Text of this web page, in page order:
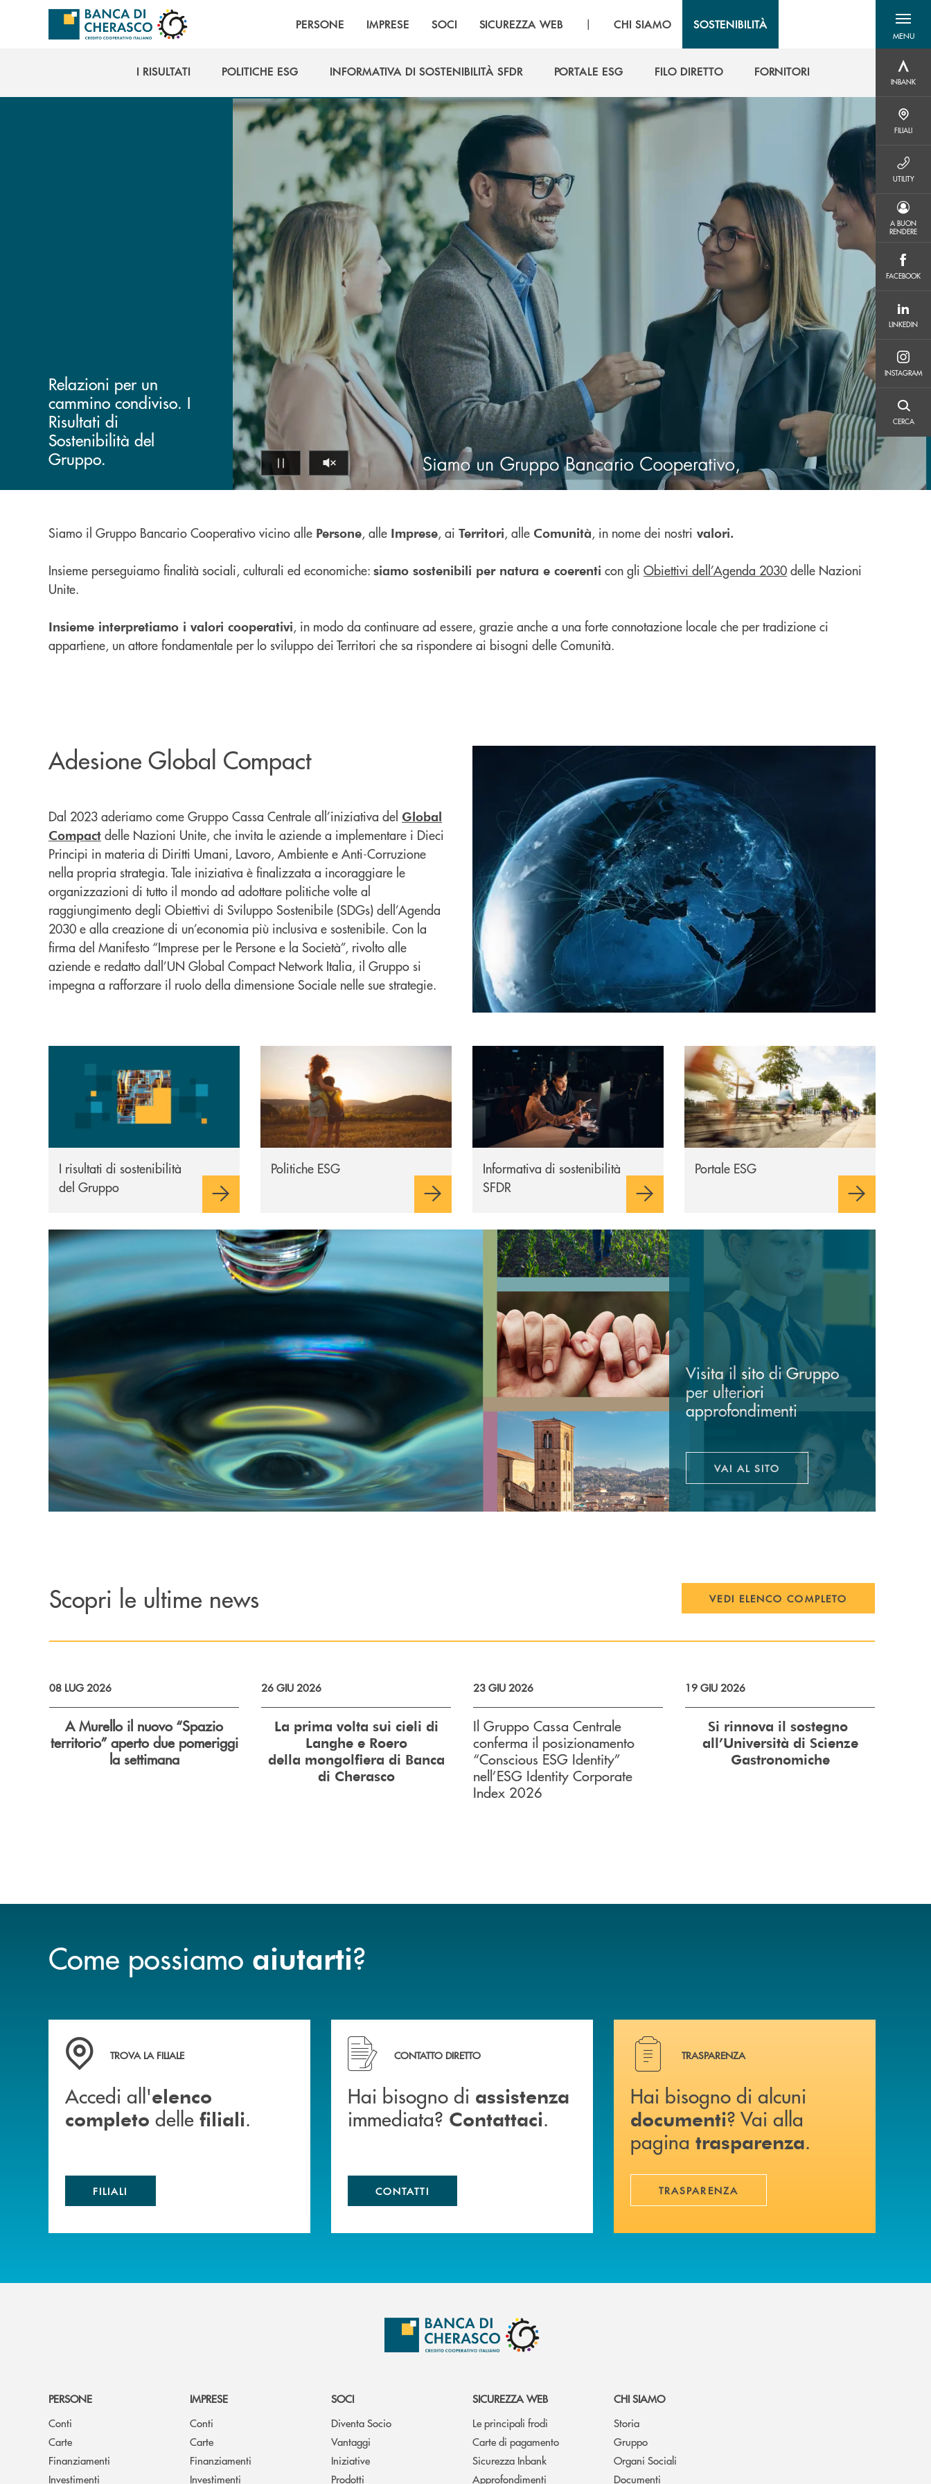
Salta al contenuto principale
PERSONE IMPRESE SOCI SICUREZZA WEB | CHI SIAMO SOSTENIBILITÀ
MENU
menu
INBANK
FILIALI
UTILITY
UTILITY
A BUON
RENDERE
A BUON RENDERE
FACEBOOK
FACEBOOK
LINKEDIN
LINKEDIN
INSTAGRAM
INSTAGRAM
CERCA
CERCA
I RISULTATI
POLITICHE ESG
INFORMATIVA DI SOSTENIBILITÀ SFDR
PORTALE ESG
FILO DIRETTO
FORNITORI
Relazioni per un
cammino condiviso. I
Risultati di
Sostenibilità del
Gruppo.
Pause
Volume off
Siamo il Gruppo Bancario Cooperativo vicino alle Persone, alle Imprese, ai Territori, alle Comunità, in nome dei nostri valori.
Insieme perseguiamo finalità sociali, culturali ed economiche: siamo sostenibili per natura e coerenti con gli Obiettivi dell’Agenda 2030 delle Nazioni
Unite.
Insieme interpretiamo i valori cooperativi, in modo da continuare ad essere, grazie anche a una forte connotazione locale che per tradizione ci
appartiene, un attore fondamentale per lo sviluppo dei Territori che sa rispondere ai bisogni delle Comunità.
Adesione Global Compact
Dal 2023 aderiamo come Gruppo Cassa Centrale all’iniziativa del Global
Compact delle Nazioni Unite, che invita le aziende a implementare i Dieci
Principi in materia di Diritti Umani, Lavoro, Ambiente e Anti-Corruzione
nella propria strategia. Tale iniziativa è finalizzata a incoraggiare le
organizzazioni di tutto il mondo ad adottare politiche volte al
raggiungimento degli Obiettivi di Sviluppo Sostenibile (SDGs) dell’Agenda
2030 e alla creazione di un’economia più inclusiva e sostenibile. Con la
firma del Manifesto “Imprese per le Persone e la Società”, rivolto alle
aziende e redatto dall’UN Global Compact Network Italia, il Gruppo si
impegna a rafforzare il ruolo della dimensione Sociale nelle sue strategie.
I risultati di sostenibilità
del Gruppo
Politiche ESG
Politiche ESG
Informativa sulla sostenibilità dei Servizi Finanziari
Informativa di sostenibilità
SFDR
Apre una nuova finestra
Portale ESG
Visita il sito di Gruppo
per ulteriori
approfondimenti
VAI AL SITOAPRE UNA NUOVA FINESTRA
Scopri le ultime news VEDI ELENCO COMPLETO
08 LUG 2026
A Murello il nuovo “Spazio
territorio”aperto due pomeriggi
la settimana
26 GIU 2026
La prima volta sui cieli di
Langhe e Roero
della mongolfiera di Banca
di Cherasco
23 GIU 2026
Il Gruppo Cassa Centrale
conferma il posizionamento
“Conscious ESG Identity”
nell’ESG Identity Corporate
Index 2026
19 GIU 2026
Si rinnova il sostegno
all’Università di Scienze
Gastronomiche
Come possiamo aiutarti?
Accedi all' elenco completo delle filiali .
TROVA LA FILIALE
Accedi all'elenco
completo delle filiali.
FILIALI
Hai bisogno di assistenza immediata? Contattaci .
CONTATTO DIRETTO
Hai bisogno di assistenza
immediata? Contattaci.
CONTATTI
Hai bisogno di alcuni documenti ? Vai alla pagina
TRASPARENZA
Hai bisogno di alcuni
documenti? Vai alla
pagina trasparenza.
TRASPARENZA
PERSONE
Conti
Carte
Finanziamenti
Investimenti
IMPRESE
Conti
Carte
Finanziamenti
Investimenti
SOCI
Diventa Socio
Vantaggi
Iniziative
Prodotti
SICUREZZA WEB
Le principali frodi
Carte di pagamento
Sicurezza Inbank
Approfondimenti
CHI SIAMO
Storia
Gruppo
Organi Sociali
Documenti